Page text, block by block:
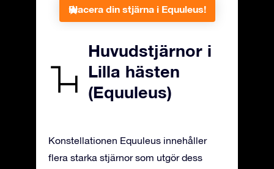
Placera din stjärna i Equuleus!
Huvudstjärnor i
Lilla hästen
(Equuleus)
Konstellationen Equuleus innehåller
flera starka stjärnor som utgör dess